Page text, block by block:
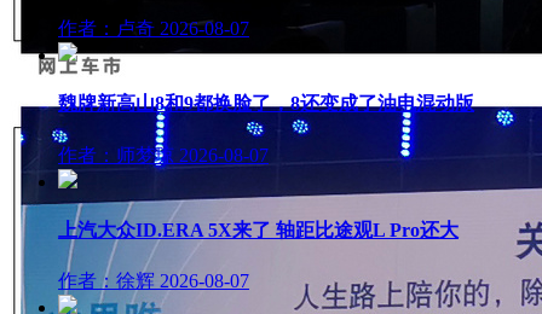
作者：卢奇 2026-08-07
魏牌新高山8和9都换脸了，8还变成了油电混动版
作者：师梦琼 2026-08-07
上汽大众ID.ERA 5X来了 轴距比途观L Pro还大
作者：徐辉 2026-08-07